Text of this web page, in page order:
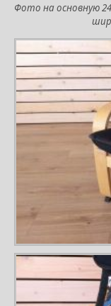
Фото на основную